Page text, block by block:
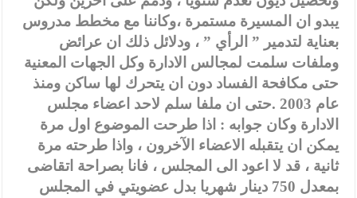
يبدو ان المسيرة مستمرة ،وكاننا مع مخطط مدروس
بعناية لتدمير ” الرأي ” ، ودلائل ذلك ان عرائض
وملفات سلمت لمجالس الادارة وكل الجهات المعنية
حتى مكافحة الفساد دون ان يتحرك لها ساكن ومنذ
عام 2003 .حتى ان ملفا سلم لاحد اعضاء مجلس
الادارة وكان جوابه : اذا طرحت الموضوع اول مرة
يمكن ان يتقبله الاعضاء الآخرون ، واذا طرحته مرة
ثانية ، قد لا اعود الى المجلس ، فانا بصراحة اتقاضى
بمعدل 750 دينار شهريا بدل عضويتي في المجلس